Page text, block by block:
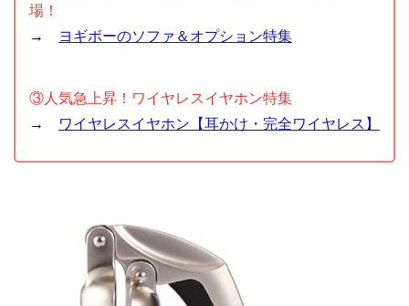
場！
→
ヨギボーのソファ＆オプション特集
③人気急上昇！ワイヤレスイヤホン特集
→
ワイヤレスイヤホン【耳かけ・完全ワイヤレス】